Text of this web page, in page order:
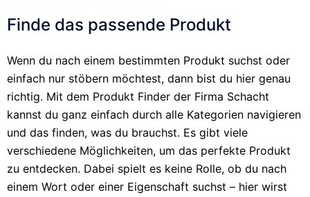
Finde das passende Produkt
Wenn du nach einem bestimmten Produkt suchst oder
einfach nur stöbern möchtest, dann bist du hier genau
richtig. Mit dem Produkt Finder der Firma Schacht
kannst du ganz einfach durch alle Kategorien navigieren
und das finden, was du brauchst. Es gibt viele
verschiedene Möglichkeiten, um das perfekte Produkt
zu entdecken. Dabei spielt es keine Rolle, ob du nach
einem Wort oder einer Eigenschaft suchst – hier wirst